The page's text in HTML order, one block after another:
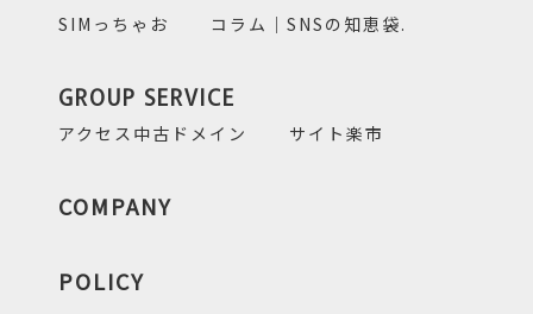
SIMっちゃお
コラム｜SNSの知恵袋.
GROUP SERVICE
アクセス中古ドメイン サイト楽市
COMPANY
POLICY